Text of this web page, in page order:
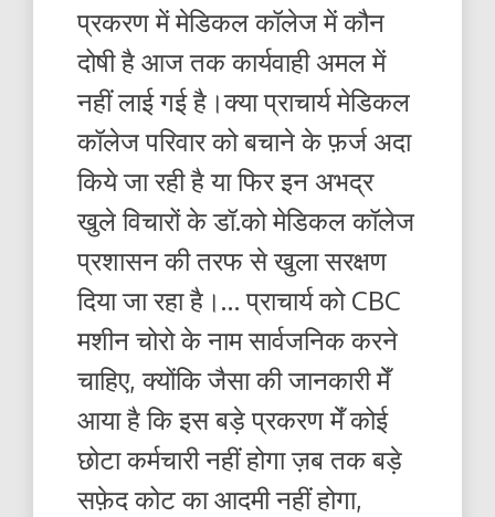
प्रकरण में मेडिकल कॉलेज में कौन
दोषी है आज तक कार्यवाही अमल में
नहीं लाई गई है।क्या प्राचार्य मेडिकल
कॉलेज परिवार को बचाने के फ़र्ज अदा
किये जा रही है या फिर इन अभद्र
खुले विचारों के डॉ.को मेडिकल कॉलेज
प्रशासन की तरफ से खुला सरक्षण
दिया जा रहा है।… प्राचार्य को CBC
मशीन चोरो के नाम सार्वजनिक करने
चाहिए, क्योंकि जैसा की जानकारी मेँ
आया है कि इस बड़े प्रकरण मेँ कोई
छोटा कर्मचारी नहीं होगा ज़ब तक बड़े
सफ़ेद कोट का आदमी नहीं होगा,